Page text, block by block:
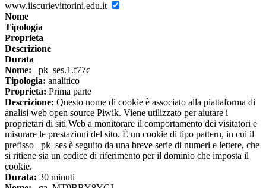
www.iiscurievittorini.edu.it
Nome
Tipologia
Proprieta
Descrizione
Durata
Nome: _pk_ses.1.f77c
Tipologia: analitico
Proprieta: Prima parte
Descrizione: Questo nome di cookie è associato alla piattaforma di
analisi web open source Piwik. Viene utilizzato per aiutare i
proprietari di siti Web a monitorare il comportamento dei visitatori e
misurare le prestazioni del sito. È un cookie di tipo pattern, in cui il
prefisso _pk_ses è seguito da una breve serie di numeri e lettere, che
si ritiene sia un codice di riferimento per il dominio che imposta il
cookie.
Durata: 30 minuti